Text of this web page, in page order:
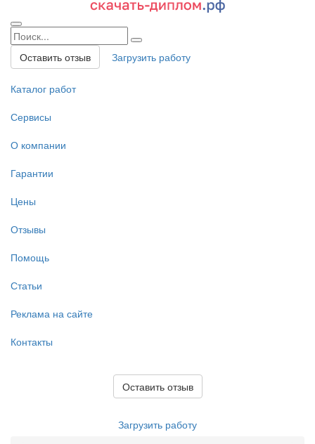
Оставить отзыв Загрузить работу
Каталог работ
Сервисы
О компании
Гарантии
Цены
Отзывы
Помощь
Статьи
Реклама на сайте
Контакты
Оставить отзыв
Загрузить работу